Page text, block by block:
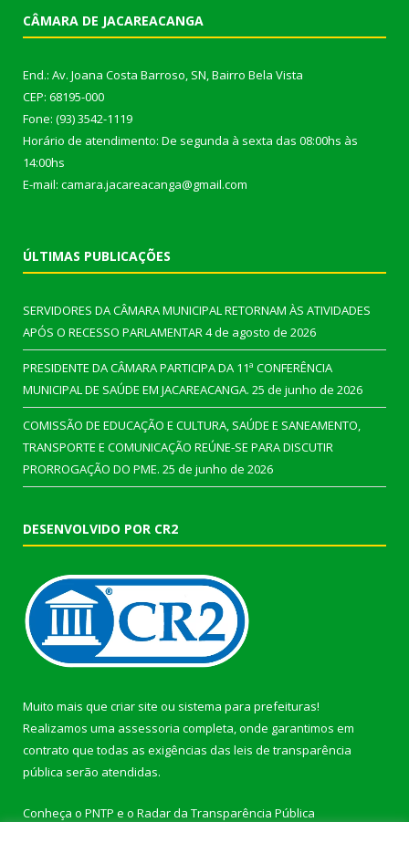
CÂMARA DE JACAREACANGA
End.: Av. Joana Costa Barroso, SN, Bairro Bela Vista
CEP: 68195-000
Fone: (93) 3542-1119
Horário de atendimento: De segunda à sexta das 08:00hs às
14:00hs
E-mail: camara.jacareacanga@gmail.com
ÚLTIMAS PUBLICAÇÕES
SERVIDORES DA CÂMARA MUNICIPAL RETORNAM ÀS ATIVIDADES
APÓS O RECESSO PARLAMENTAR4 de agosto de 2026
PRESIDENTE DA CÂMARA PARTICIPA DA 11ª CONFERÊNCIA
MUNICIPAL DE SAÚDE EM JACAREACANGA. 25 de junho de 2026
COMISSÃO DE EDUCAÇÃO E CULTURA, SAÚDE E SANEAMENTO,
TRANSPORTE E COMUNICAÇÃO REÚNE-SE PARA DISCUTIR
PRORROGAÇÃO DO PME. 25 de junho de 2026
DESENVOLVIDO POR CR2
Muito mais que criar site ou sistema para prefeituras!
Realizamos uma assessoria completa, onde garantimos em
contrato que todas as exigências das leis de transparência
pública serão atendidas.
Conheça o PNTP e o Radar da Transparência Pública